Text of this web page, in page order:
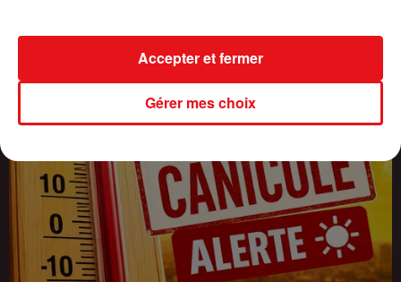
Gérer mes choix
Accepter et fermer